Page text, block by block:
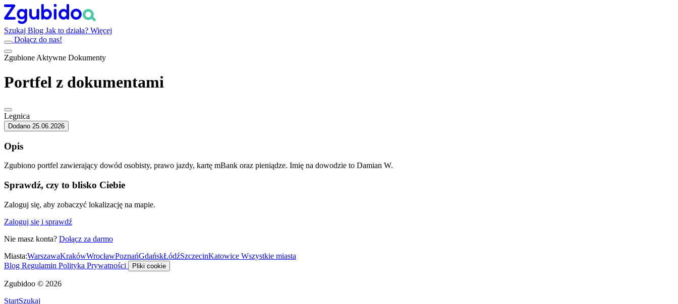
Szukaj Blog Jak to działa? Więcej
Dołącz do nas!
Zgubione Aktywne Dokumenty
Portfel z dokumentami
Legnica
Dodano 25.06.2026
Opis
Zgubiono portfel zawierający dowód osobisty, prawo jazdy, kartę mBank oraz pieniądze. Imię na dowodzie to Damian W.
Sprawdź, czy to blisko Ciebie
Zaloguj się, aby zobaczyć lokalizację na mapie.
Zaloguj się i sprawdź
Nie masz konta? Dołącz za darmo
Miasta:WarszawaKrakówWrocławPoznańGdańskŁódźSzczecinKatowice Wszystkie miasta
Blog Regulamin Polityka Prywatności Pliki cookie
Zgubidoo © 2026
StartSzukaj